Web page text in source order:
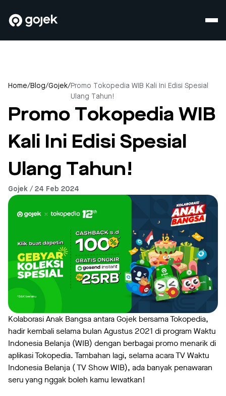
Home/Blog/Gojek/Promo Tokopedia WIB Kali Ini Edisi Spesial
Ulang Tahun!
Promo Tokopedia WIB
Kali Ini Edisi Spesial
Ulang Tahun!
Gojek / 24 Feb 2024
Kolaborasi Anak Bangsa antara Gojek bersama Tokopedia,
hadir kembali selama bulan Agustus 2021 di program Waktu
Indonesia Belanja (WIB) dengan berbagai promo menarik di
aplikasi Tokopedia. Tambahan lagi, selama acara TV Waktu
Indonesia Belanja ( TV Show WIB), ada banyak penawaran
seru yang nggak boleh kamu lewatkan!